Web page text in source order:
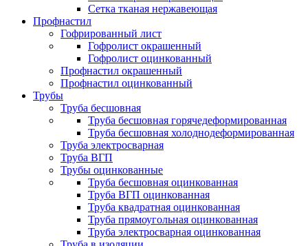
Сетка тканая нержавеющая
Профнастил
Гофрированный лист
Гофролист окрашенный
Гофролист оцинкованный
Профнастил окрашенный
Профнастил оцинкованный
Трубы
Труба бесшовная
Труба бесшовная горячедеформированная
Труба бесшовная холоднодеформированная
Труба электросварная
Труба ВГП
Трубы оцинкованные
Труба бесшовная оцинкованная
Труба ВГП оцинкованная
Труба квадратная оцинкованная
Труба прямоугольная оцинкованная
Труба электросварная оцинкованная